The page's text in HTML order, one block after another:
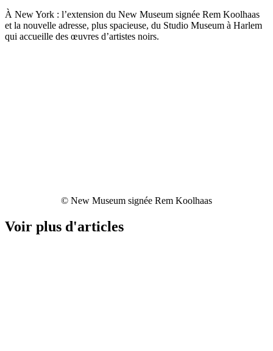
À New York : l’extension du New Museum signée Rem Koolhaas
et la nouvelle adresse, plus spacieuse, du Studio Museum à Harlem
qui accueille des œuvres d’artistes noirs.
© New Museum signée Rem Koolhaas
Voir plus d'articles